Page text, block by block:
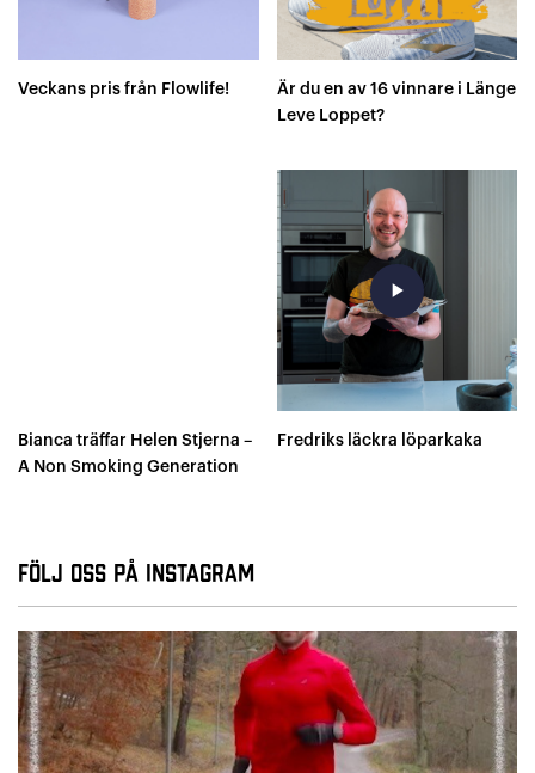
Veckans pris från Flowlife!
Är du en av 16 vinnare i Länge
Leve Loppet?
Bianca träffar Helen Stjerna –
A Non Smoking Generation
play_arrow
Fredriks läckra löparkaka
Följ oss på Instagram